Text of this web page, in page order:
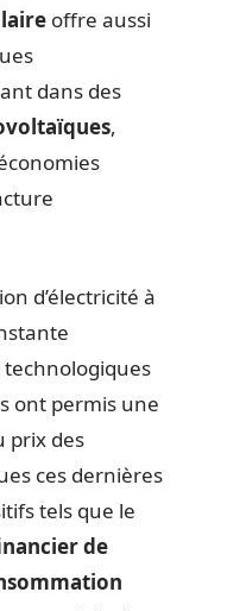
offre aussi
dans des
,
d’électricité à
ont permis une
prix des
ces dernières
tels que le
de